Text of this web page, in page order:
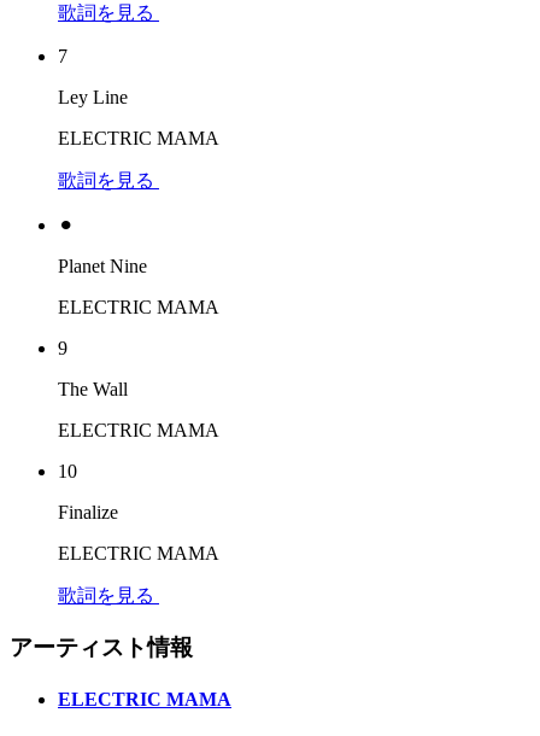
歌詞を見る
7
Ley Line
ELECTRIC MAMA
歌詞を見る
⚫︎
Planet Nine
ELECTRIC MAMA
9
The Wall
ELECTRIC MAMA
10
Finalize
ELECTRIC MAMA
歌詞を見る
アーティスト情報
ELECTRIC MAMA